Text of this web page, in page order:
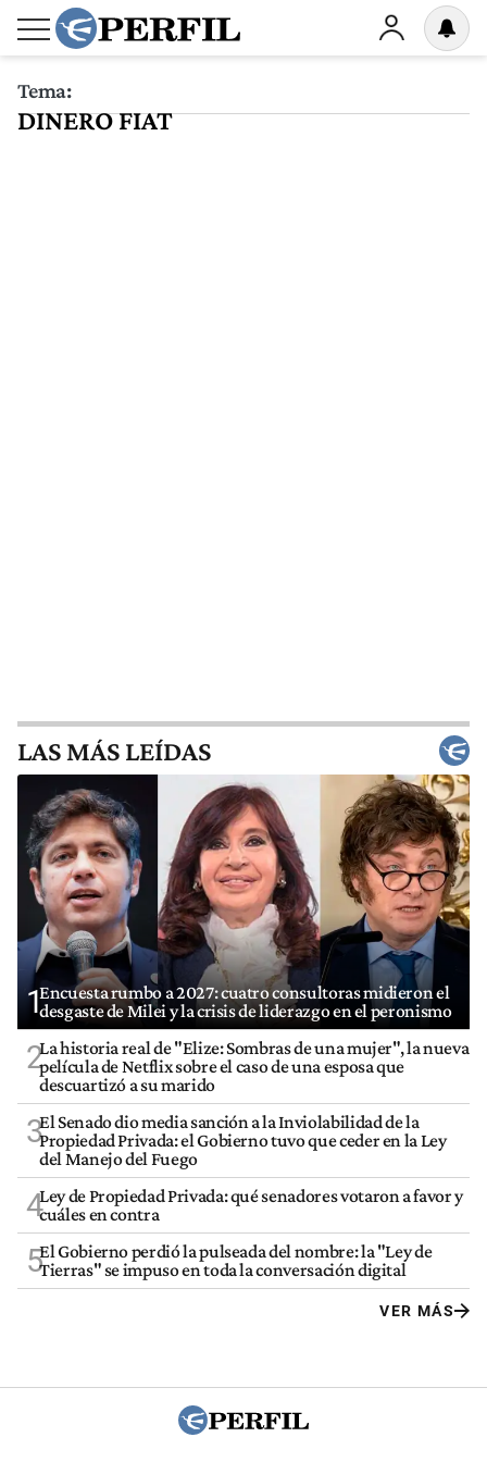
Tema:
DINERO FIAT
LAS MÁS LEÍDAS
1Encuesta rumbo a 2027: cuatro consultoras midieron el
desgaste de Milei y la crisis de liderazgo en el peronismo
2La historia real de "Elize: Sombras de una mujer", la nueva
película de Netflix sobre el caso de una esposa que
descuartizó a su marido
3El Senado dio media sanción a la Inviolabilidad de la
Propiedad Privada: el Gobierno tuvo que ceder en la Ley
del Manejo del Fuego
4Ley de Propiedad Privada: qué senadores votaron a favor y
cuáles en contra
5El Gobierno perdió la pulseada del nombre: la "Ley de
Tierras" se impuso en toda la conversación digital
VER MÁS